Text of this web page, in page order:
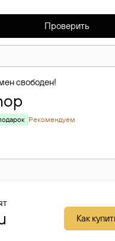
Проверить
свободен!
Рекомендуем
Как